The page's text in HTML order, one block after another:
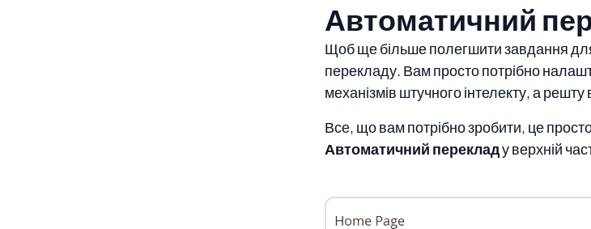
Автоматичний
Щоб ще більше полегшити завдання
перекладу. Вам просто потрібно
механізмів штучного інтелекту, а
Все, що вам потрібно зробити, це
Автоматичний перекладу верхній